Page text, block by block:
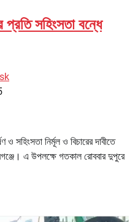
প্রতি সহিংসতা বন্ধে
ও সহিংসতা নির্মূল ও বিচারের দাবীতে
এ উপলক্ষে গতকাল রোববার দুপুরে